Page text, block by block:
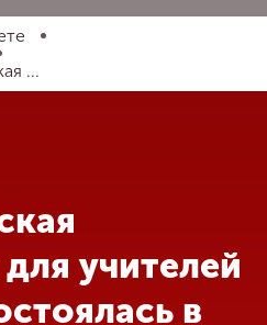
...
учителей
в